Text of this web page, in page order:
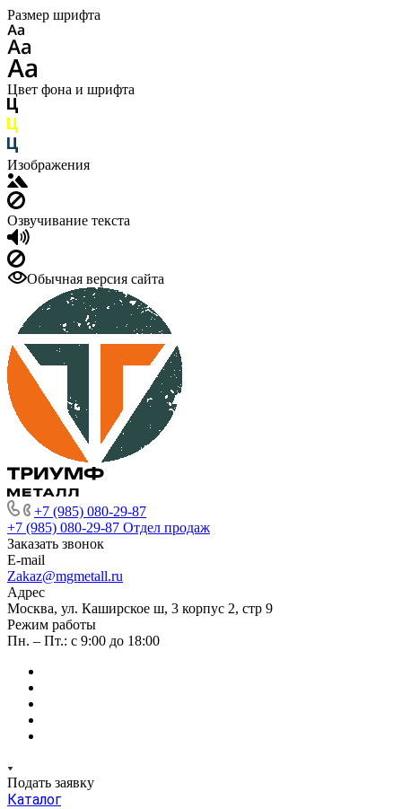
Размер шрифта
Цвет фона и шрифта
Изображения
Озвучивание текста
Обычная версия сайта
+7 (985) 080-29-87
+7 (985) 080-29-87 Отдел продаж
Заказать звонок
E-mail
Zakaz@mgmetall.ru
Адрес
Москва, ул. Каширское ш, 3 корпус 2, стр 9
Режим работы
Пн. – Пт.: с 9:00 до 18:00
Подать заявку
Каталог